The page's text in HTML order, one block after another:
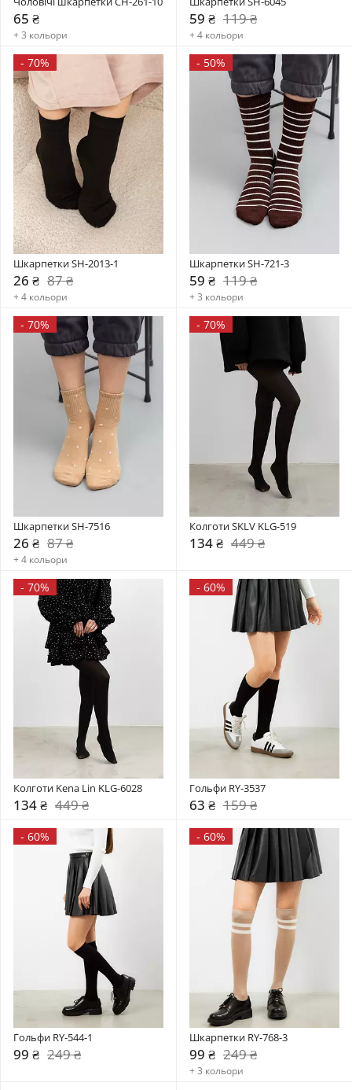
65 ₴
+ 3 кольори
59 ₴ 119 ₴
+ 4 кольори
- 70%
Шкарпетки SH-2013-1
26 ₴ 87 ₴
+ 4 кольори
- 50%
Шкарпетки SH-721-3
59 ₴ 119 ₴
+ 3 кольори
- 70%
Шкарпетки SH-7516
26 ₴ 87 ₴
+ 4 кольори
- 70%
Колготи SKLV KLG-519
134 ₴ 449 ₴
- 70%
Колготи Kena Lin KLG-6028
134 ₴ 449 ₴
- 60%
Гольфи RY-3537
63 ₴ 159 ₴
- 60%
Гольфи RY-544-1
99 ₴ 249 ₴
- 60%
Шкарпетки RY-768-3
99 ₴ 249 ₴
+ 3 кольори